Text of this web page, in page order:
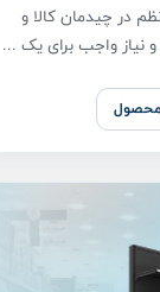
در چیدمان کالا و
نیاز واجب برای یک ...